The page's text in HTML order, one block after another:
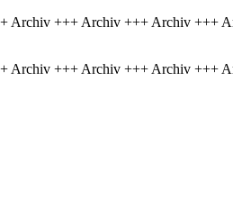
+++ Archiv +++ Archiv +++
+++ Archiv +++ Archiv +++